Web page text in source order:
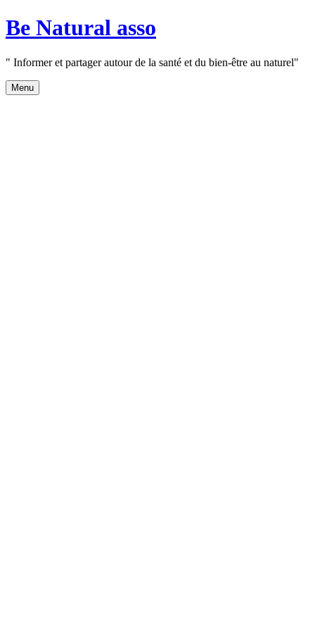
Aller
au
Be Natural asso
" Informer et partager autour de la santé et du bien-être au naturel"
Menu